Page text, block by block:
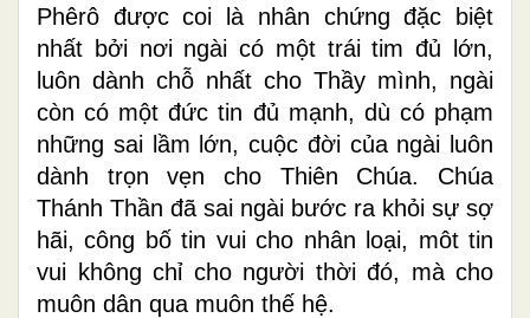
Phêrô được coi là nhân chứng đặc biệt
nhất bởi nơi ngài có một trái tim đủ lớn,
luôn dành chỗ nhất cho Thầy mình, ngài
còn có một đức tin đủ mạnh, dù có phạm
những sai lầm lớn, cuộc đời của ngài luôn
dành trọn vẹn cho Thiên Chúa. Chúa
Thánh Thần đã sai ngài bước ra khỏi sự sợ
hãi, công bố tin vui cho nhân loại, môt tin
vui không chỉ cho người thời đó, mà cho
muôn dân qua muôn thế hệ.